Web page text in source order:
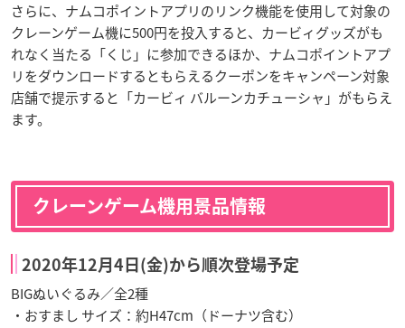
さらに、ナムコポイントアプリのリンク機能を使用して対象の
クレーンゲーム機に500円を投入すると、カービィグッズがも
れなく当たる「くじ」に参加できるほか、ナムコポイントアプ
リをダウンロードするともらえるクーポンをキャンペーン対象
店舗で提示すると「カービィ バルーンカチューシャ」がもらえ
ます。
クレーンゲーム機用景品情報
2020年12月4日(金)から順次登場予定
BIGぬいぐるみ／全2種
・おすまし サイズ：約H47cm（ドーナツ含む）